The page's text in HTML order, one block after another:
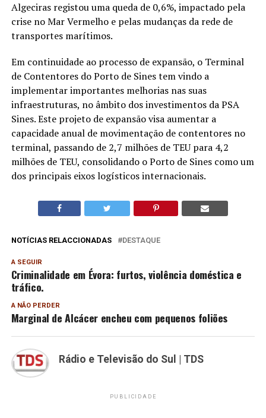
Algeciras registou uma queda de 0,6%, impactado pela
crise no Mar Vermelho e pelas mudanças da rede de
transportes marítimos.
Em continuidade ao processo de expansão, o Terminal
de Contentores do Porto de Sines tem vindo a
implementar importantes melhorias nas suas
infraestruturas, no âmbito dos investimentos da PSA
Sines. Este projeto de expansão visa aumentar a
capacidade anual de movimentação de contentores no
terminal, passando de 2,7 milhões de TEU para 4,2
milhões de TEU, consolidando o Porto de Sines como um
dos principais eixos logísticos internacionais.
NOTÍCIAS RELACCIONADAS DESTAQUE
A SEGUIR
Criminalidade em Évora: furtos, violência doméstica e
tráfico.
A NÃO PERDER
Marginal de Alcácer encheu com pequenos foliões
Rádio e Televisão do Sul | TDS
PUBLICIDADE